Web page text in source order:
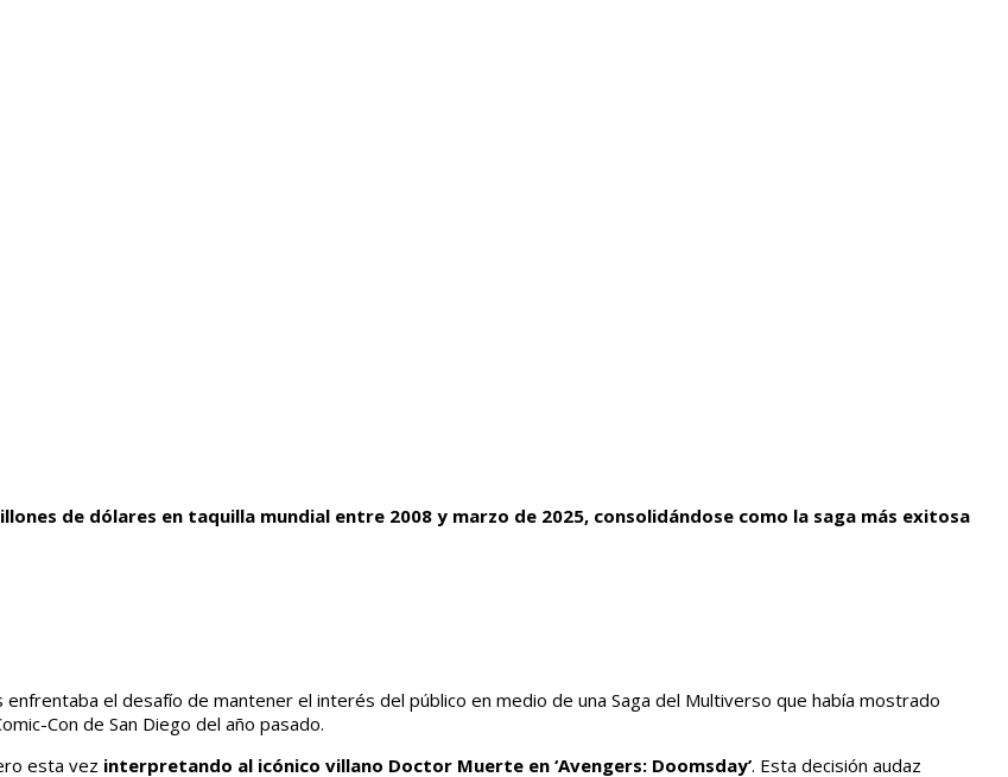
de dólares en taquilla mundial entre 2008 y marzo de 2025, consolidándose como la saga más exitosa
el desafío de mantener el interés del público en medio de una Saga del Multiverso que había mostrado
Con de San Diego del año pasado.
esta vez interpretando al icónico villano Doctor Muerte en ‘Avengers: Doomsday’. Esta decisión audaz